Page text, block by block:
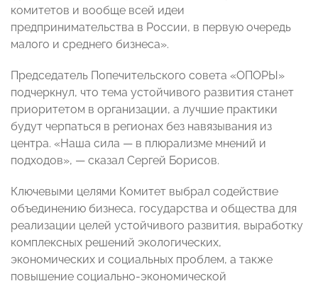
комитетов и вообще всей идеи
предпринимательства в России, в первую очередь
малого и среднего бизнеса».
Председатель Попечительского совета «ОПОРЫ»
подчеркнул, что тема устойчивого развития станет
приоритетом в организации, а лучшие практики
будут черпаться в регионах без навязывания из
центра. «Наша сила — в плюрализме мнений и
подходов», — сказал Сергей Борисов.
Ключевыми целями Комитет выбрал содействие
объединению бизнеса, государства и общества для
реализации целей устойчивого развития, выработку
комплексных решений экологических,
экономических и социальных проблем, а также
повышение социально-экономической